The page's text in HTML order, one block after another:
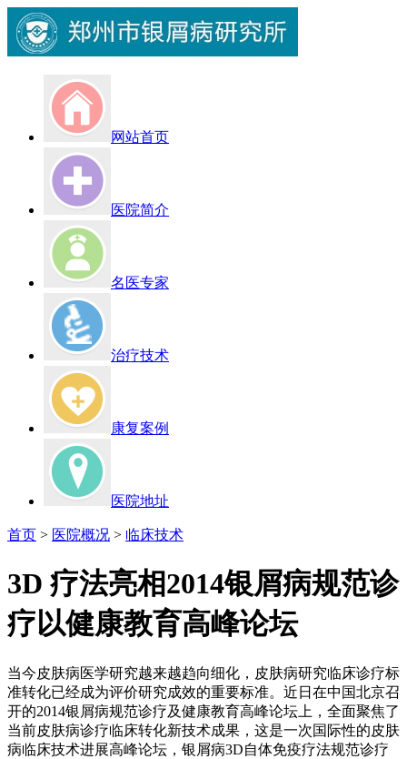
网站首页
医院简介
名医专家
治疗技术
康复案例
医院地址
首页 > 医院概况 > 临床技术
3D 疗法亮相2014银屑病规范诊
疗以健康教育高峰论坛
当今皮肤病医学研究越来越趋向细化，皮肤病研究临床诊疗标
准转化已经成为评价研究成效的重要标准。近日在中国北京召
开的2014银屑病规范诊疗及健康教育高峰论坛上，全面聚焦了
当前皮肤病诊疗临床转化新技术成果，这是一次国际性的皮肤
病临床技术进展高峰论坛，银屑病3D自体免疫疗法规范诊疗